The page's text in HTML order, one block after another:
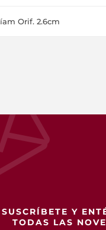
Orif. 2.6cm
SUSCRÍBETE Y
TODAS LAS